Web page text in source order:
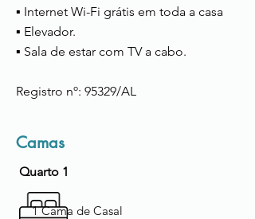
▪ Internet Wi-Fi grátis em toda a casa
▪ Elevador.
▪ Sala de estar com TV a cabo.
Registro nº: 95329/AL
Camas
Quarto 1
1 Cama de Casal